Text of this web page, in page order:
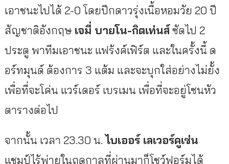
เอาชนะไปได้ 2-0 โดยปีกดาวรุ่งเนื้อหอมวัย 20 ปี
สัญชาติอังกฤษ เจมี่ บายโน-กิตเท่นส์ซัดไป 2
ประตู พาทีมเอาชนะแฟร้งค์เฟิร์ต และในครั้งนี้ ด
อร์ทมุนด์ ต้องการ 3 แต้ม และจะบุกใส่อย่างไม่ยั้ง
เพื่อที่จะโค่น แวร์เดอร์ เบรเมน เพื่อที่จะอยู่โซนหัว
ตารางต่อไป
จากนั้น เวลา 23.30 น.ไบเออร์ เลเวอร์คูเซ่น
แชมป์ไร้พ่ายในฤดูกาลที่ผ่านมาก็โชว์ฟอร์มได้